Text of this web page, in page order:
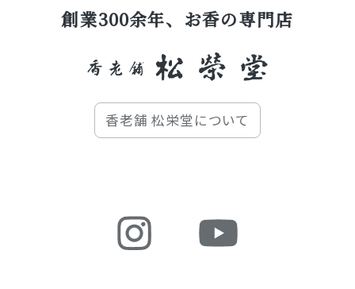
創業300余年、お香の専門店
香老舗 松栄堂について